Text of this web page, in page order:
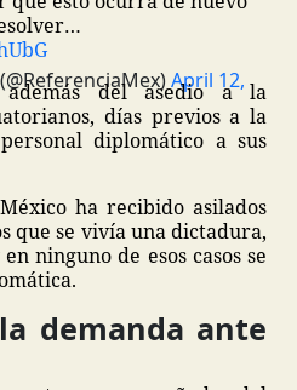
del asedio a la
días previos a la
diplomático a sus
ha recibido asilados
que se vivía una dictadura,
ninguno de esos casos se
demanda ante